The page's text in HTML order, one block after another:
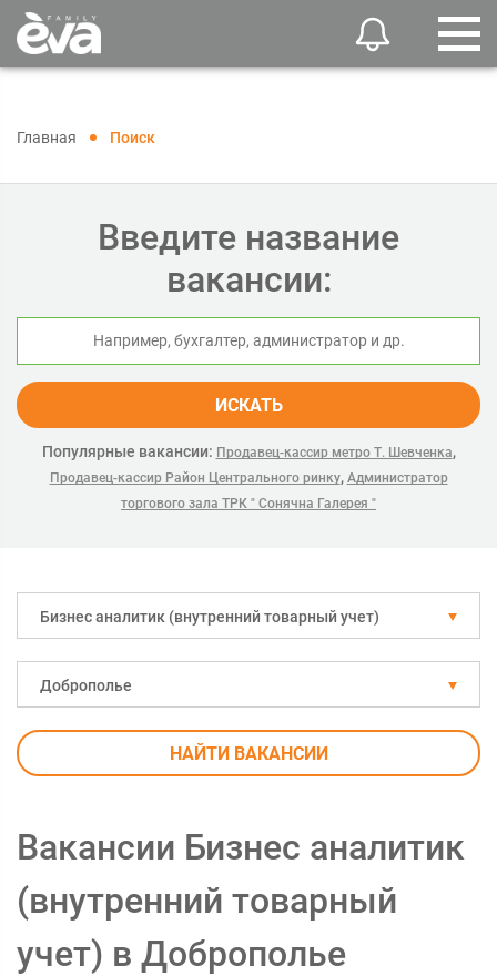
Главная Поиск
Введите название
вакансии:
ИСКАТЬ
Популярные вакансии: Продавец-кассир метро Т. Шевченка,
Продавец-кассир Район Центрального ринку, Администратор
торгового зала ТРК " Сонячна Галерея "
Бизнес аналитик (внутренний товарный учет)
Доброполье
НАЙТИ ВАКАНСИИ
Вакансии Бизнес аналитик
(внутренний товарный
учет) в Доброполье